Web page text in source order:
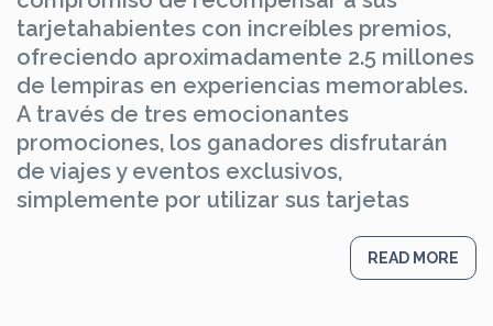
tarjetahabientes con increíbles premios,
ofreciendo aproximadamente 2.5 millones
de lempiras en experiencias memorables.
A través de tres emocionantes
promociones, los ganadores disfrutarán
de viajes y eventos exclusivos,
simplemente por utilizar sus tarjetas
READ MORE